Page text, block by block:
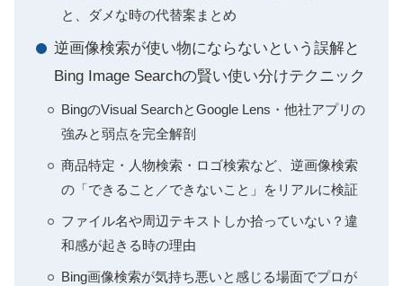
と、ダメな時の代替案まとめ
逆画像検索が使い物にならないという誤解と
Bing Image Searchの賢い使い分けテクニック
BingのVisual SearchとGoogle Lens・他社アプリの
強みと弱点を完全解剖
商品特定・人物検索・ロゴ検索など、逆画像検索
の「できること／できないこと」をリアルに検証
ファイル名や周辺テキストしか拾っていない？違
和感が起きる時の理由
Bing画像検索が気持ち悪いと感じる場面でプロが